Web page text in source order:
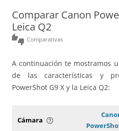
Comparar Canon
Leica Q2
thumbs_up_down Comparativas
A continuación te mostramos
de las características y
PowerShot G9 X y la Leica Q2:
Cámara help_outline